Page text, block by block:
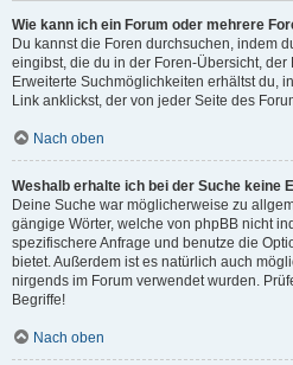
Wie kann ich ein Forum oder mehrere
Du kannst die Foren durchsuchen, indem
eingibst, die du in der Foren-Übersicht,
Erweiterte Suchmöglichkeiten erhältst du,
Link anklickst, der von jeder Seite des
Nach oben
Weshalb erhalte ich bei der Suche keine
Deine Suche war möglicherweise zu
gängige Wörter, welche von phpBB nicht
spezifischere Anfrage und benutze die
bietet. Außerdem ist es natürlich auch
nirgends im Forum verwendet wurden.
Begriffe!
Nach oben